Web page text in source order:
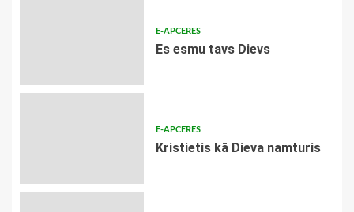
E-APCERES
Es esmu tavs Dievs
E-APCERES
Kristietis kā Dieva namturis